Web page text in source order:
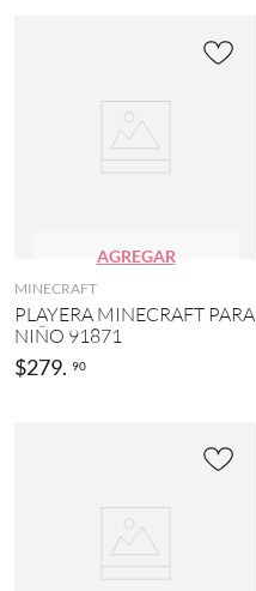
AGREGAR
MINECRAFT
PLAYERA MINECRAFT PARA
NIÑO 91871
$279. 90